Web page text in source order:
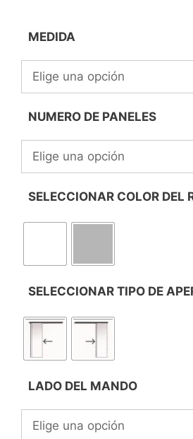
MEDIDA
NUMERO DE PANELES
SELECCIONAR COLOR DEL
SELECCIONAR TIPO DE
LADO DEL MANDO